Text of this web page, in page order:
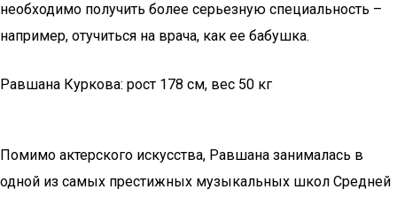
необходимо получить более серьезную специальность –
например, отучиться на врача, как ее бабушка.
Равшана Куркова: рост 178 см, вес 50 кг
Помимо актерского искусства, Равшана занималась в
одной из самых престижных музыкальных школ Средней